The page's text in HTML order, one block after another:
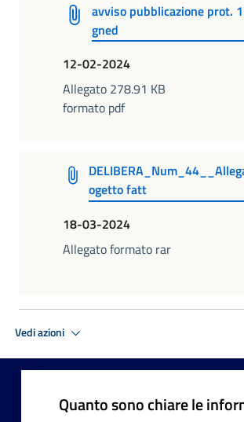
avviso pubblicazione prot.
gned
12-02-2024
Allegato 278.91 KB
formato pdf
ogetto fatt
18-03-2024
Allegato formato rar
Vedi azioni
Quanto sono chiare le